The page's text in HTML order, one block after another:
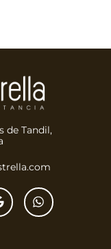
de Tandil,